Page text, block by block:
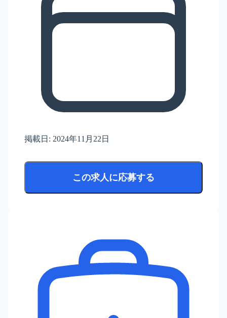
掲載日: 2024年11月22日
この求人に応募する